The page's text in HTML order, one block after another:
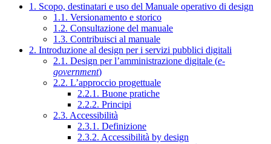
1. Scopo, destinatari e uso del Manuale operativo di design
1.1. Versionamento e storico
1.2. Consultazione del manuale
1.3. Contribuisci al manuale
2. Introduzione al design per i servizi pubblici digitali
2.1. Design per l’amministrazione digitale (e-
government)
2.2. L’approccio progettuale
2.2.1. Buone pratiche
2.2.2. Principi
2.3. Accessibilità
2.3.1. Definizione
2.3.2. Accessibilità by design